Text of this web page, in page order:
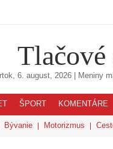
Tlačové
6. august, 2026| Meniny
ŠPORT KOMENTÁRE
Bývanie Motorizmus